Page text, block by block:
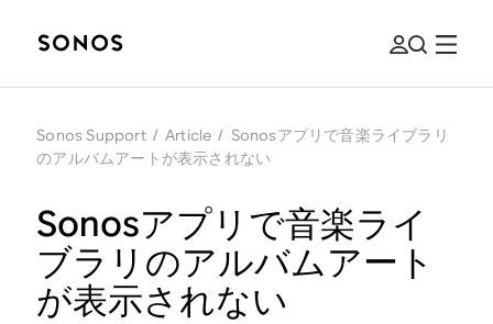
Sonos Support / Article / Sonosアプリで音楽ライブラリ
のアルバムアートが表示されない
Sonosアプリで音楽ライ
ブラリのアルバムアート
が表示されない